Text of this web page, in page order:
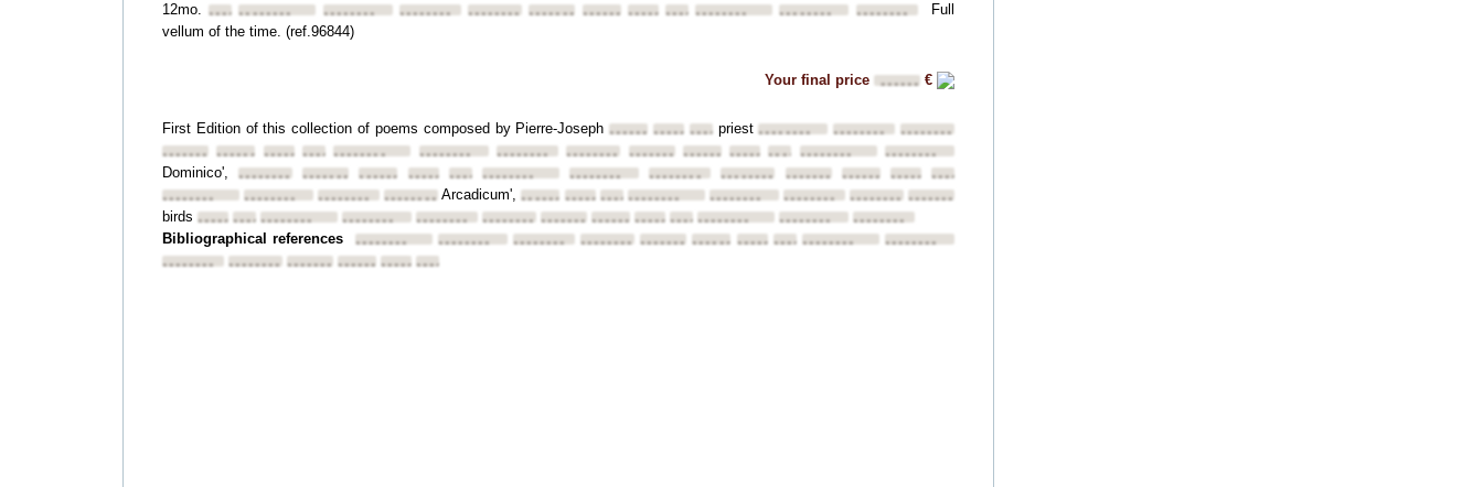
12mo.•••••••••••••••• •••••••• •••••••• •••••••• •••••••• •••••••••••••••••••••••••••••••• •••••••• ••••••••
Full
vellum of the time. (ref.96844)
Your final price •••••• €
First Edition of this collection of poems composed by Pierre-Joseph••••••••••••••••••••••••
priest•••••••• ••••••••
••••••••
•••••••• •••••••••••••••••••••••••••••••• •••••••• •••••••• •••••••• •••••••• ••••••••••••••••••••••••••••••••
••••••••
Dominico',•••••••• •••••••• •••••••••••••••••••••••••••••••• •••••••• •••••••• •••••••• •••••••• ••••••••••••••••••••••••
••••••••
•••••••• •••••••• •••••••• Arcadicum',•••••••••••••••••••••••••••••••• •••••••• •••••••• •••••••• ••••••••
birds •••••••••••••••••••••••• •••••••• •••••••• •••••••• •••••••••••••••••••••••••••••••••••••••• ••••••••
••••••••
Bibliographical references •••••••• •••••••• •••••••• •••••••• ••••••••••••••••••••••••••••••••••••••••
••••••••
••••••••
•••••••• ••••••••••••••••••••••••••••••••